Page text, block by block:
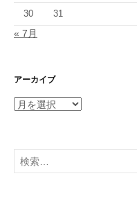
30 31
« 7月
アーカイブ
ア
イ
ブ
検
索: